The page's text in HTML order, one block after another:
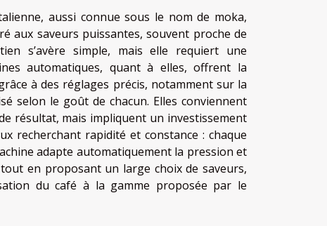
aussi connue sous le nom de moka,
aux saveurs puissantes, souvent proche de
s’avère simple, mais elle requiert une
automatiques, quant à elles, offrent la
à des réglages précis, notamment sur la
selon le goût de chacun. Elles conviennent
résultat, mais impliquent un investissement
recherchant rapidité et constance : chaque
adapte automatiquement la pression et
en proposant un large choix de saveurs,
du café à la gamme proposée par le